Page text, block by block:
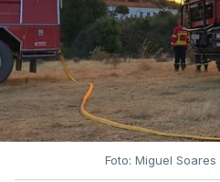
Foto: Miguel Soares